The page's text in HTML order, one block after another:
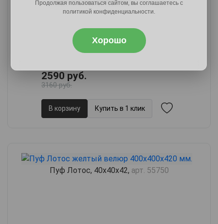
2590 руб.
3160 руб.
В корзину Купить в 1 клик
Пуф Лотос, 40х40х42, арт. 55750
Продолжая пользоваться сайтом, вы соглашаетесь с
политикой конфиденциальности.
Хорошо